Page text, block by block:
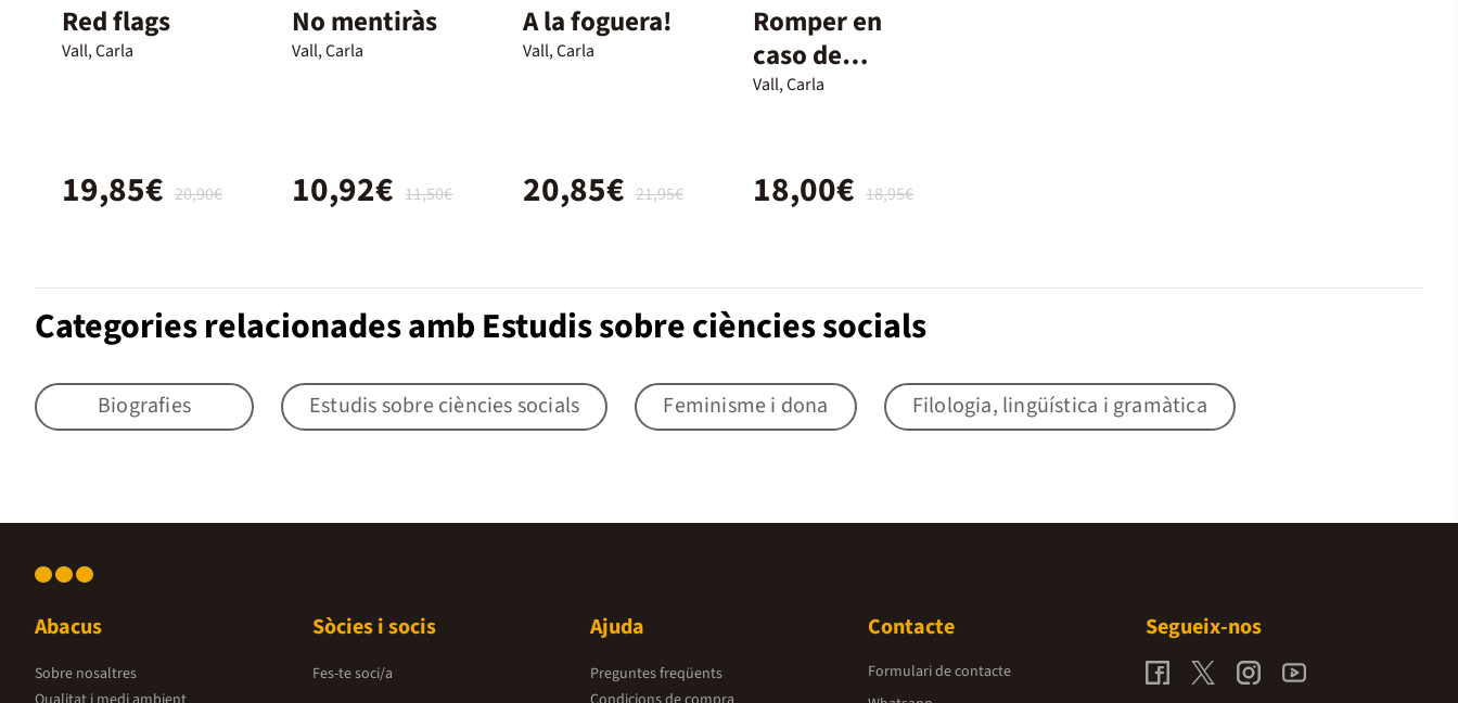
Red flags
Vall, Carla
20,90€
19,85€
No mentiràs
Vall, Carla
11,50€
10,92€
A la foguera!
Vall, Carla
21,95€
20,85€
Romper en
caso de
emergencia
Vall, Carla
18,95€
18,00€
Categories relacionades amb Estudis sobre ciències socials
Biografies Estudis sobre ciències socials Feminisme i dona Filologia, lingüística i gramàtica
Abacus
Sobre nosaltres
Sòcies i socis
Fes-te soci/a
Ajuda
Preguntes freqüents
Contacte
Formulari de contacte
Segueix-nos